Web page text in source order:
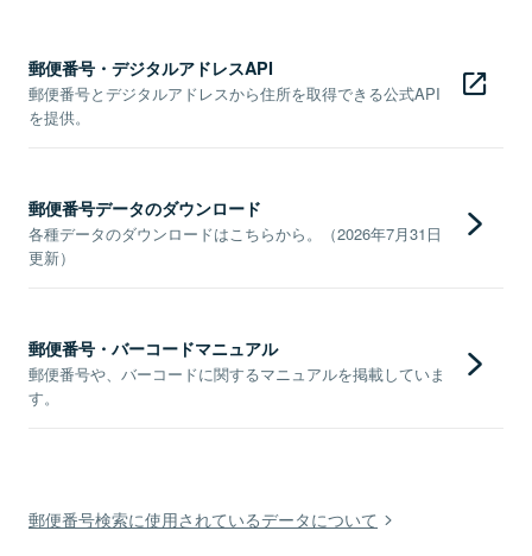
郵便番号・デジタルアドレスAPI
郵便番号とデジタルアドレスから住所を取得できる公式API
を提供。
郵便番号データのダウンロード
各種データのダウンロードはこちらから。（2026年7月31日
更新）
郵便番号・バーコードマニュアル
郵便番号や、バーコードに関するマニュアルを掲載していま
す。
郵便番号検索に使用されているデータについて